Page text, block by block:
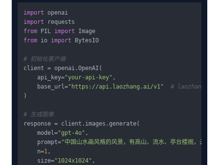
import
import
from PIL import
from io import BytesIO
# 初始化客户端
client = openai.OpenAI(
    api_key=
"your-api-key" ,
    base_url=
"https://api.laozhang.ai/v1"
# laozhang.ai
)
# 生成图像
response = client.images.generate(
    model=
"gpt-4o" ,
    prompt=
"中国山水画风格的风景，有高山、流水、亭台楼阁，云雾
    n=
1,
    size=
"1024x1024" ,